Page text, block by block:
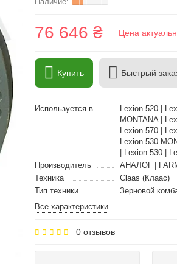
76 646 ₴ Цена
Купить Быстрый
Используется в
Lexion 520 |
MONTANA |
Lexion 570 |
Lexion 530
| Lexion 530 |
Производитель
АНАЛОГ |
Техника
Claas (Клаас)
Тип техники
Зерновой
Все характеристики
0 отзывов